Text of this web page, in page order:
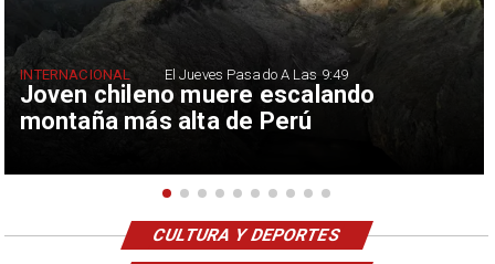
Joven chileno muere escalando
montaña más alta de Perú
INTERNACIONAL El Jueves Pasado A Las 9:49
CULTURA Y DEPORTES